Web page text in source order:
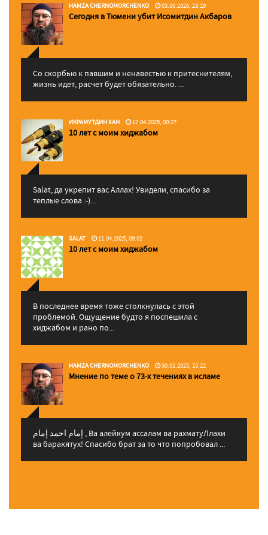
HAMZA CHERNOMORCHENKO 03.06.2026, 23:29
Сегодня в Тюмени убит Исомитдин Акбаров
Со скорбью к павшим и ненавестью к притеснителям,
жизнь идет, расчет будет обязательно. ...
ИКРАМУТДИН ХАН 17.04.2025, 00:27
10 лет с моим хиджабом
Salat, да укрепит вас Аллаx! Увидели, спасибо за
теплые слова :-)...
SALAT 11.04.2025, 09:02
10 лет с моим хиджабом
В последнее время тоже столкнулась с этой
проблемой. Ощущение будто я поспешила с
хиджабом и рано по...
HAMZA CHERNOMORCHENKO 30.01.2025, 15:22
Мнение по теме о 73-х течениях в исламе
إمام احمد إمام , Ва алейкум ассалам ва рахматуЛлахи
ва баракятух! Спасибо брат за то что попробовал ...